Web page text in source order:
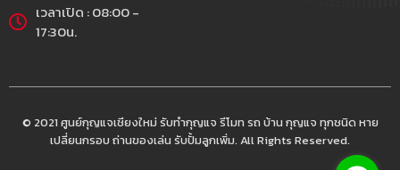
เวลาเปิด : 08:00 -
17:30น.
© 2021 ศูนย์กุญแจเชียงใหม่ รับทำกุญแจ รีโมท รถ บ้าน กุญแจ ทุกชนิด หาย
เปลี่ยนกรอบ ถ่านของเล่น รับปั้มลูกเพิ่ม. All Rights Reserved.